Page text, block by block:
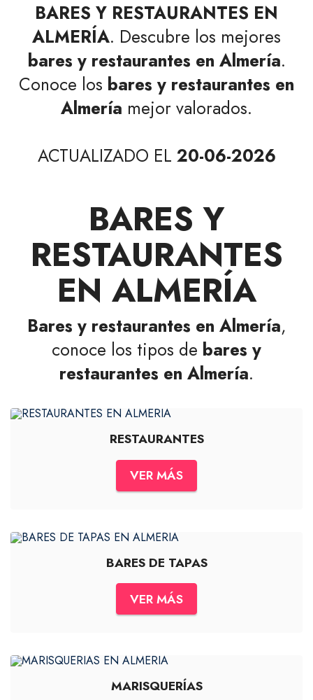
BARES Y RESTAURANTES EN
ALMERÍA. Descubre los mejores
bares y restaurantes en Almería.
Conoce los bares y restaurantes en
Almería mejor valorados.
ACTUALIZADO EL 20-06-2026
BARES Y
RESTAURANTES
EN ALMERÍA
Bares y restaurantes en Almería,
conoce los tipos de bares y
restaurantes en Almería.
RESTAURANTES
VER MÁS
BARES DE TAPAS
VER MÁS
MARISQUERÍAS